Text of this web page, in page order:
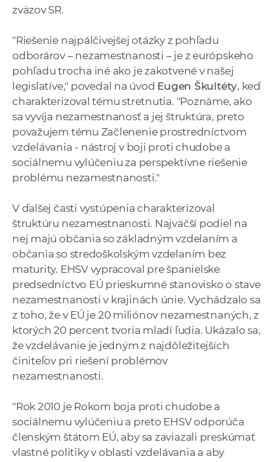
zväzov SR.
"Riešenie najpálčivejšej otázky z pohľadu
odborárov – nezamestnanosti – je z európskeho
pohľadu trocha iné ako je zakotvené v našej
legislatíve," povedal na úvod Eugen Škultéty, keď
charakterizoval tému stretnutia. "Poznáme, ako
sa vyvíja nezamestnanosť a jej štruktúra, preto
považujem tému Začlenenie prostredníctvom
vzdelávania - nástroj v boji proti chudobe a
sociálnemu vylúčeniu za perspektívne riešenie
problému nezamestnanosti."
V ďalšej časti vystúpenia charakterizoval
štruktúru nezamestnanosti. Najväčší podiel na
nej majú občania so základným vzdelaním a
občania so stredoškolským vzdelaním bez
maturity. EHSV vypracoval pre španielske
predsedníctvo EÚ prieskumné stanovisko o stave
nezamestnanosti v krajinách únie. Vychádzalo sa
z toho, že v EÚ je 20 miliónov nezamestnaných, z
ktorých 20 percent tvoria mladí ľudia. Ukázalo sa,
že vzdelávanie je jedným z najdôležitejších
činiteľov pri riešení problémov
nezamestnanosti.
"Rok 2010 je Rokom boja proti chudobe a
sociálnemu vylúčeniu a preto EHSV odporúča
členským štátom EÚ, aby sa zaviazali preskúmať
vlastné politiky v oblasti vzdelávania a aby